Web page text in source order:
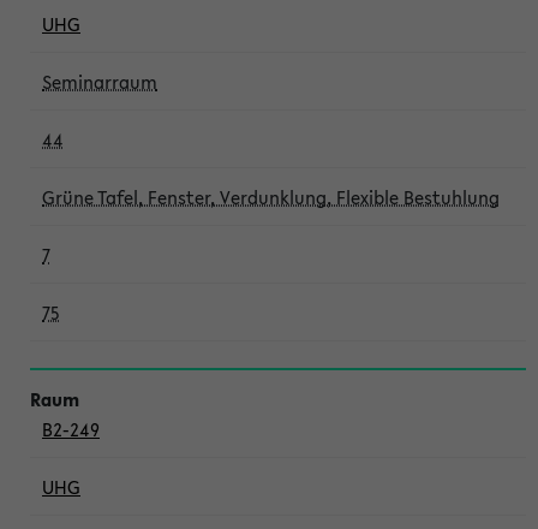
UHG
Seminarraum
44
Grüne Tafel, Fenster, Verdunklung, Flexible Bestuhlung
7
75
B2-249
UHG